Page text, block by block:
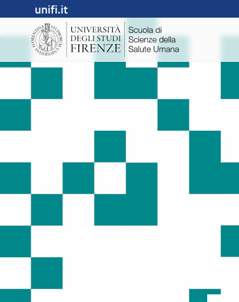
unifi.it